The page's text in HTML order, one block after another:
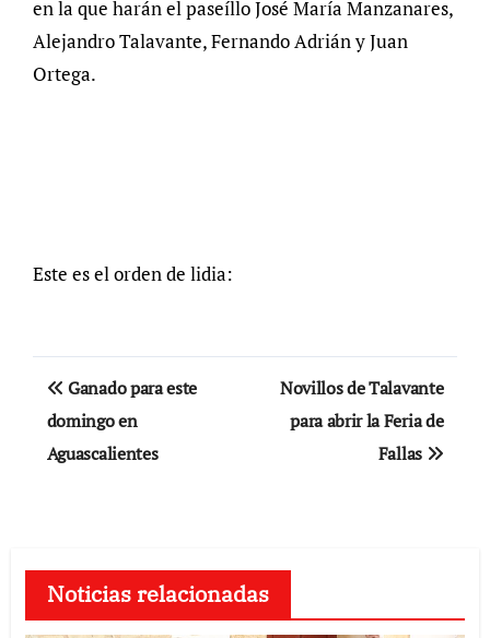
en la que harán el paseíllo José María Manzanares,
Alejandro Talavante, Fernando Adrián y Juan
Ortega.
Este es el orden de lidia:
Navegación
de
entradas
Ganado para este
domingo en
Aguascalientes
Novillos de Talavante
para abrir la Feria de
Fallas
Noticias relacionadas